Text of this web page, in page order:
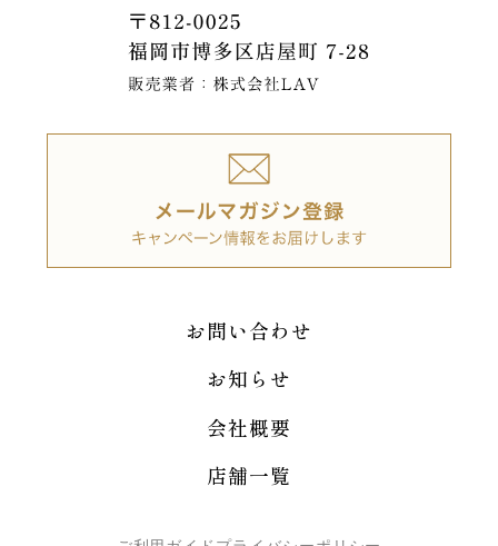
お問い合わせ
お知らせ
会社概要
店舗一覧